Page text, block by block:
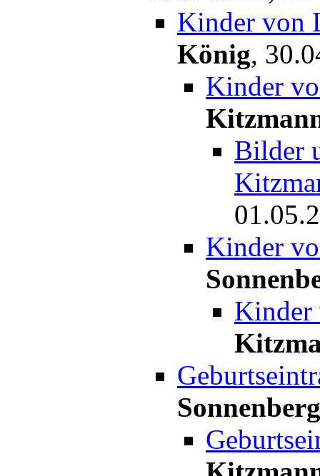
Kinder von
König,
Kinder
Bilder
Kinder
Kinder
Sonnenberg